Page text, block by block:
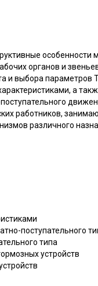
особенности
органов и
и выбора
а
работников,
различного
поступательного
типа
устройств